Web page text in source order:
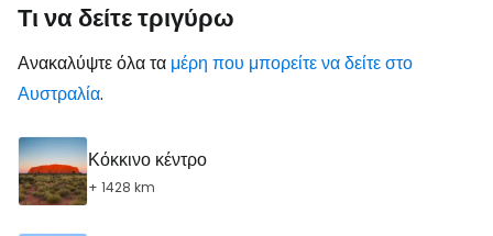
Τι να δείτε τριγύρω
Ανακαλύψτε όλα τα μέρη που μπορείτε να δείτε στο
Αυστραλία.
Κόκκινο κέντρο
+ 1428 km